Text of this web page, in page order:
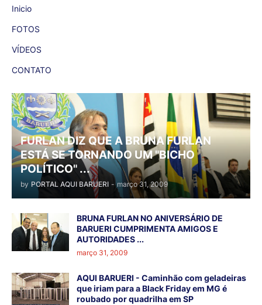
Inicio
FOTOS
VÍDEOS
CONTATO
FURLAN DIZ QUE A BRUNA FURLAN
ESTÁ SE TORNANDO UM "BICHO
POLÍTICO" ...
by PORTAL AQUI BARUERI - março 31, 2009
BRUNA FURLAN NO ANIVERSÁRIO DE
BARUERI CUMPRIMENTA AMIGOS E
AUTORIDADES ...
março 31, 2009
AQUI BARUERI - Caminhão com geladeiras
que iriam para a Black Friday em MG é
roubado por quadrilha em SP